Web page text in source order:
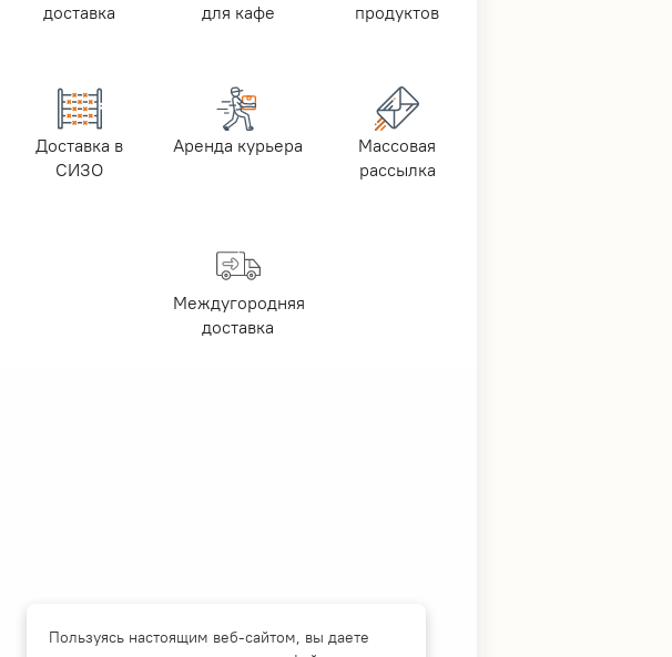
доставка
для кафе
продуктов
Доставка в
СИЗО
Аренда курьера
Массовая
рассылка
Междугородняя
доставка
Пользуясь настоящим веб-сайтом, вы даете